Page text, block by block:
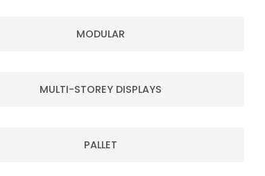
MODULAR
MULTI-STOREY DISPLAYS
PALLET